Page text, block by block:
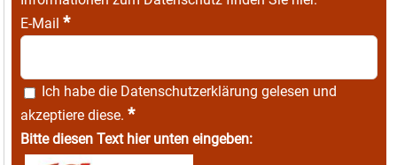
E-Mail *
Ich habe die Datenschutzerklärung gelesen und
akzeptiere diese. *
Bitte diesen Text hier unten eingeben: